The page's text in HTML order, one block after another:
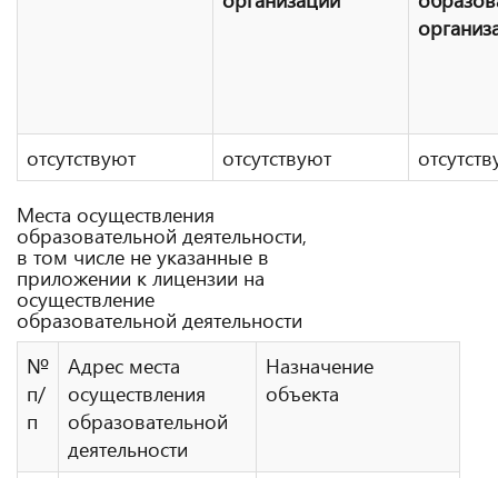
отсутствуют отсутствуют
Места осуществления
образовательной деятельности,
в том числе не указанные в
приложении к лицензии на
осуществление
образовательной деятельности
№
п/
п
Адрес места
осуществления
образовательной
деятельности
Назначение
объекта